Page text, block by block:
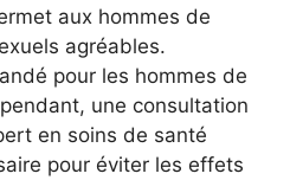
aux hommes de
agréables.
pour les hommes de
une consultation
en soins de santé
pour éviter les effets